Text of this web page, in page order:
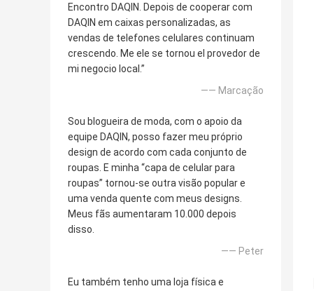
Encontro DAQIN. Depois de cooperar com
DAQIN em caixas personalizadas, as
vendas de telefones celulares continuam
crescendo. Me ele se tornou el provedor de
mi negocio local.”
—— Marcação
Sou blogueira de moda, com o apoio da
equipe DAQIN, posso fazer meu próprio
design de acordo com cada conjunto de
roupas. E minha “capa de celular para
roupas” tornou-se outra visão popular e
uma venda quente com meus designs.
Meus fãs aumentaram 10.000 depois
disso.
—— Peter
Eu também tenho uma loja física e